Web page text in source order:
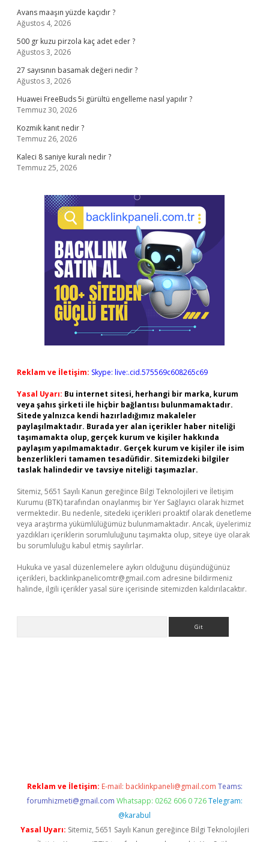
Avans maaşın yüzde kaçıdır ?
Ağustos 4, 2026
500 gr kuzu pirzola kaç adet eder ?
Ağustos 3, 2026
27 sayısının basamak değeri nedir ?
Ağustos 3, 2026
Huawei FreeBuds 5i gürültü engelleme nasıl yapılır ?
Temmuz 30, 2026
Kozmik kanıt nedir ?
Temmuz 26, 2026
Kaleci 8 saniye kuralı nedir ?
Temmuz 25, 2026
Reklam ve İletişim: Skype: live:.cid.575569c608265c69
Yasal Uyarı: Bu internet sitesi, herhangi bir marka, kurum
veya şahıs şirketi ile hiçbir bağlantısı bulunmamaktadır.
Sitede yalnızca kendi hazırladığımız makaleler
paylaşılmaktadır. Burada yer alan içerikler haber niteliği
taşımamakta olup, gerçek kurum ve kişiler hakkında
paylaşım yapılmamaktadır. Gerçek kurum ve kişiler ile isim
benzerlikleri tamamen tesadüfidir. Sitemizdeki bilgiler
taslak halindedir ve tavsiye niteliği taşımazlar.
Sitemiz, 5651 Sayılı Kanun gereğince Bilgi Teknolojileri ve İletişim
Kurumu (BTK) tarafından onaylanmış bir Yer Sağlayıcı olarak hizmet
vermektedir. Bu nedenle, sitedeki içerikleri proaktif olarak denetleme
veya araştırma yükümlülüğümüz bulunmamaktadır. Ancak, üyelerimiz
yazdıkları içeriklerin sorumluluğunu taşımakta olup, siteye üye olarak
bu sorumluluğu kabul etmiş sayılırlar.
Hukuka ve yasal düzenlemelere aykırı olduğunu düşündüğünüz
içerikleri, backlinkpanelicomtr@gmail.com adresine bildirmeniz
halinde, ilgili içerikler yasal süre içerisinde sitemizden kaldırılacaktır.
Reklam ve İletişim: E-mail: backlinkpaneli@gmail.com Teams:
forumhizmeti@gmail.com Whatsapp: 0262 606 0 726 Telegram:
@karabul
Yasal Uyarı: Sitemiz, 5651 Sayılı Kanun gereğince Bilgi Teknolojileri